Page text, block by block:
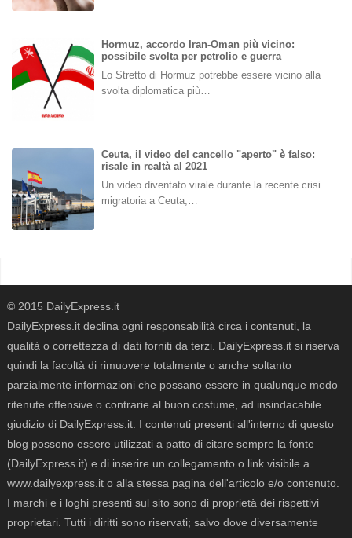
Hormuz, accordo Iran-Oman più vicino:
possibile svolta per petrolio e guerra
Lo Stretto di Hormuz potrebbe essere vicino alla
svolta diplomatica più…
Ceuta, il video del cancello "aperto" è falso:
risale in realtà al 2021
Un video diventato virale durante la recente crisi
migratoria a Ceuta,…
© 2015 DailyExpress.it
DailyExpress.it declina ogni responsabilità circa i contenuti, la
qualità o correttezza di dati forniti da terzi. DailyExpress.it si riserva
quindi la facoltà di rimuovere totalmente o anche soltanto
parzialmente informazioni che possano essere in qualunque modo
ritenute offensive o contrarie al buon costume, ad insindacabile
giudizio di DailyExpress.it. I contenuti presenti all'interno di questo
blog possono essere utilizzati a patto di citare sempre la fonte
(DailyExpress.it) e di inserire un collegamento o link visibile a
www.dailyexpress.it o alla stessa pagina dell'articolo e/o contenuto.
I marchi e i loghi presenti sul sito sono di proprietà dei rispettivi
proprietari. Tutti i diritti sono riservati; salvo dove diversamente